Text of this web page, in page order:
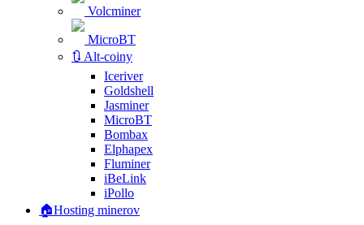
Volcminer
MicroBT
🔃 Alt-coiny
Iceriver
Goldshell
Jasminer
MicroBT
Bombax
Elphapex
Fluminer
iBeLink
iPollo
🏠Hosting minerov